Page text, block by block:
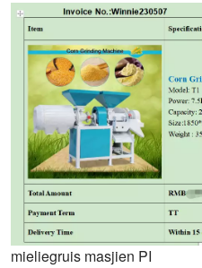
mieliegruis masjien PI